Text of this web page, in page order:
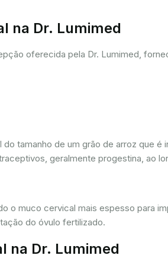
na Dr. Lumimed
oferecida pela Dr. Lumimed,
tamanho de um grão de arroz que
geralmente progestina, ao
o muco cervical mais espesso para
do óvulo fertilizado.
na Dr. Lumimed